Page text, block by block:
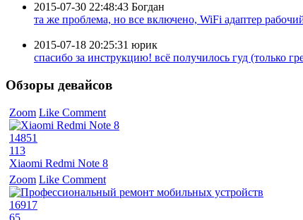
2015-07-30 22:48:43 Богдан
та же проблема, но все включено, WiFi адаптер
2015-07-18 20:25:31 юрик
спасибо за инструкцию! всё получилось гуд (только
Обзоры девайсов
Zoom Like Comment
14851
113
Xiaomi Redmi Note 8
Zoom Like Comment
16917
65